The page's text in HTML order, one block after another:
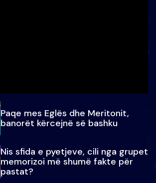
Paqe mes Eglës dhe Meritonit,
banorët kërcejnë së bashku
Nis sfida e pyetjeve, cili nga grupet
memorizoi më shumë fakte për
pastat?